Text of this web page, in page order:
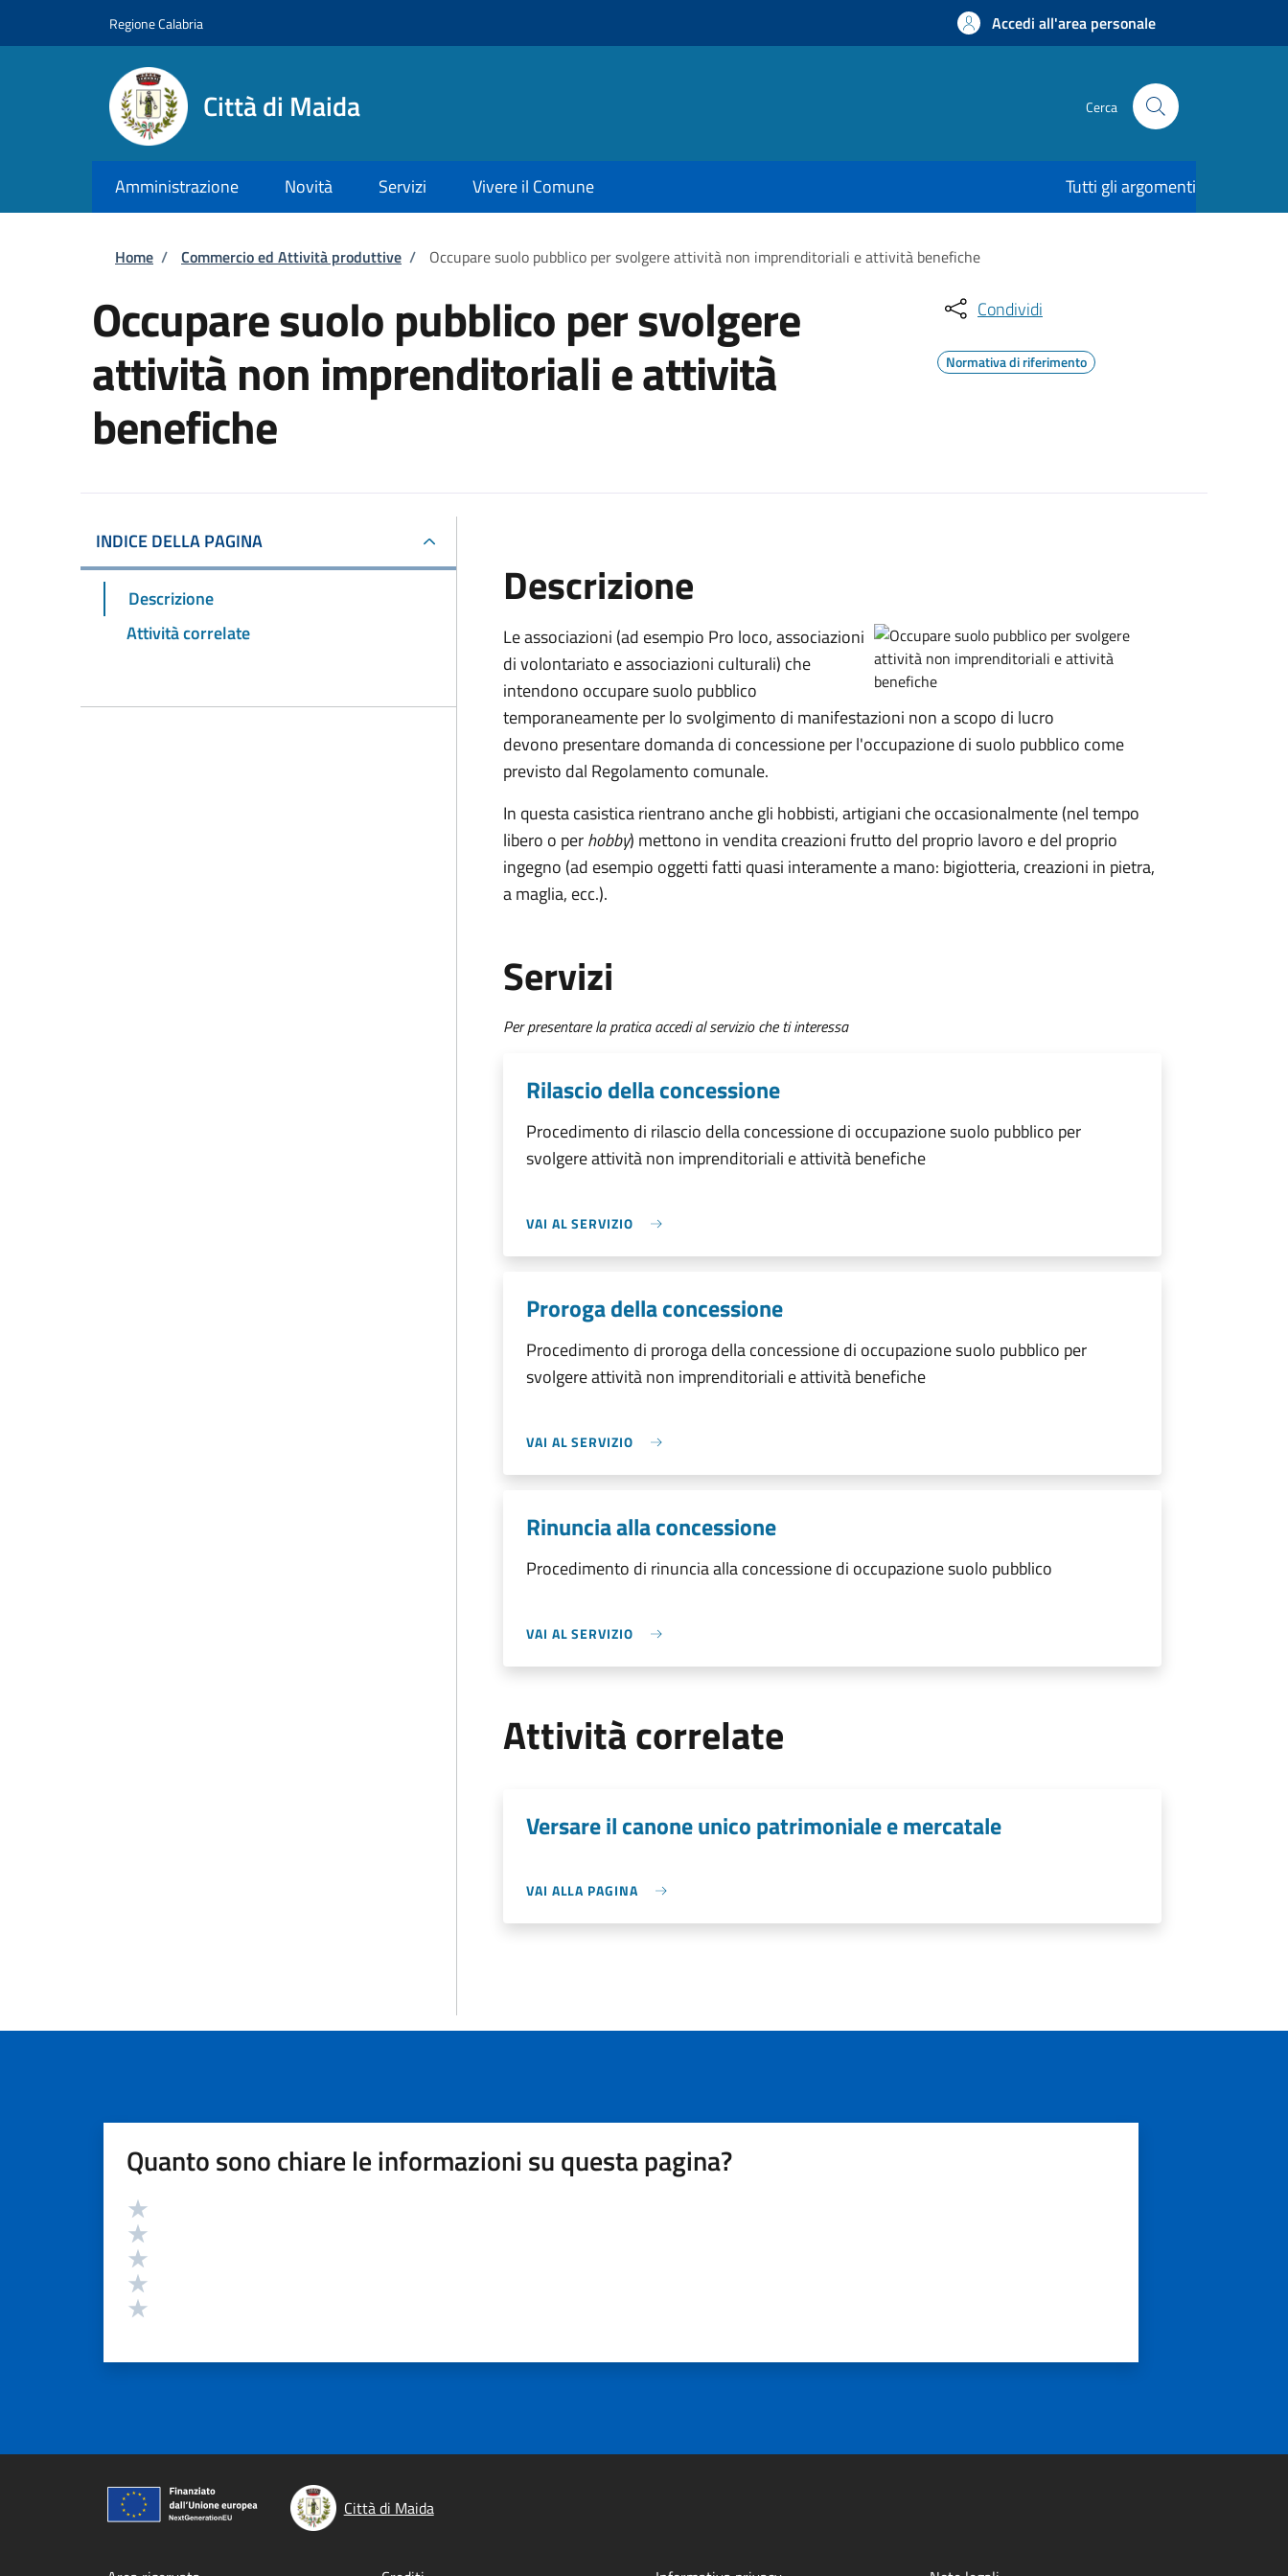
Regione Calabria Accedi all'area personale
Città di Maida Cerca
Amministrazione Novità Servizi Vivere il Comune Tutti gli argomenti
Briciole di pane
Home / Commercio ed Attività produttive / Occupare suolo pubblico per svolgere attività non imprenditoriali e attività benefiche
Occupare suolo pubblico per svolgere
attività non imprenditoriali e attività
benefiche
Condividi
Normativa di riferimento
INDICE DELLA PAGINA
Descrizione
Attività correlate
Descrizione
Le associazioni (ad esempio Pro loco, associazioni
di volontariato e associazioni culturali) che
intendono occupare suolo pubblico
temporaneamente per lo svolgimento di manifestazioni non a scopo di lucro
devono presentare domanda di concessione per l'occupazione di suolo pubblico come
previsto dal Regolamento comunale.
In questa casistica rientrano anche gli hobbisti, artigiani che occasionalmente (nel tempo
libero o perhobby) mettono in vendita creazioni frutto del proprio lavoro e del proprio
ingegno (ad esempio oggetti fatti quasi interamente a mano: bigiotteria, creazioni in pietra,
a maglia, ecc.).
Servizi
Per presentare la pratica accedi al servizio che ti interessa
Rilascio della concessione
Procedimento di rilascio della concessione di occupazione suolo pubblico per
svolgere attività non imprenditoriali e attività benefiche
VAI AL SERVIZIO
Proroga della concessione
Procedimento di proroga della concessione di occupazione suolo pubblico per
svolgere attività non imprenditoriali e attività benefiche
VAI AL SERVIZIO
Rinuncia alla concessione
Procedimento di rinuncia alla concessione di occupazione suolo pubblico
VAI AL SERVIZIO
Attività correlate
Versare il canone unico patrimoniale e mercatale
VAI ALLA PAGINA
Quanto sono chiare le informazioni su questa pagina?
Valutazione
Città di Maida